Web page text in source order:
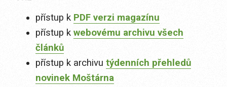
přístup k PDF verzi magazínu
přístup k webovému archivu všech
článků
přístup k archivu týdenních přehledů
novinek Moštárna